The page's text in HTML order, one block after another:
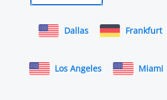
Dallas Frankfurt
Los Angeles Miami